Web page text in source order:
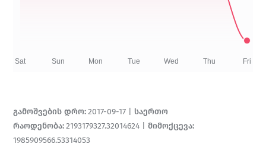
Sat Sun Mon Tue Wed Thu Fri
გამოშვების დრო:2017-09-17
საერთო
რაოდენობა:2193179327.32014624 მიმოქცევა:
1985909566.53314053